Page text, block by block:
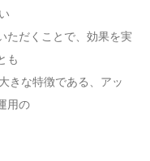
ただくことで、効果を実
も
きな特徴である、アッ
用の